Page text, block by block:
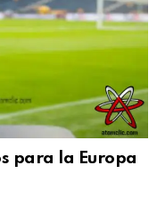
para la Europa